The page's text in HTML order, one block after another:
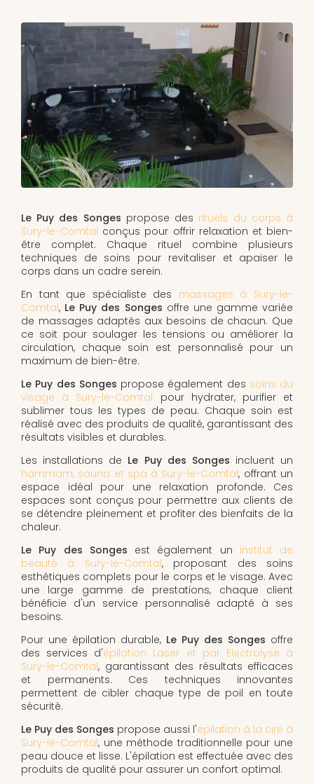
Le Puy des Songes propose des rituels du corps à
Sury-le-Comtal conçus pour offrir relaxation et bien-
être complet. Chaque rituel combine plusieurs
techniques de soins pour revitaliser et apaiser le
corps dans un cadre serein.
En tant que spécialiste des massages à Sury-le-
Comtal, Le Puy des Songes offre une gamme variée
de massages adaptés aux besoins de chacun. Que
ce soit pour soulager les tensions ou améliorer la
circulation, chaque soin est personnalisé pour un
maximum de bien-être.
Le Puy des Songes propose également des soins du
visage à Sury-le-Comtal pour hydrater, purifier et
sublimer tous les types de peau. Chaque soin est
réalisé avec des produits de qualité, garantissant des
résultats visibles et durables.
Les installations de Le Puy des Songes incluent un
hammam, sauna et spa à Sury-le-Comtal, offrant un
espace idéal pour une relaxation profonde. Ces
espaces sont conçus pour permettre aux clients de
se détendre pleinement et profiter des bienfaits de la
chaleur.
Le Puy des Songes est également un institut de
beauté à Sury-le-Comtal, proposant des soins
esthétiques complets pour le corps et le visage. Avec
une large gamme de prestations, chaque client
bénéficie d'un service personnalisé adapté à ses
besoins.
Pour une épilation durable, Le Puy des Songes offre
des services d'épilation Laser et par Electrolyse à
Sury-le-Comtal, garantissant des résultats efficaces
et permanents. Ces techniques innovantes
permettent de cibler chaque type de poil en toute
sécurité.
Le Puy des Songes propose aussi l'épilation à la cire à
Sury-le-Comtal, une méthode traditionnelle pour une
peau douce et lisse. L'épilation est effectuée avec des
produits de qualité pour assurer un confort optimal.